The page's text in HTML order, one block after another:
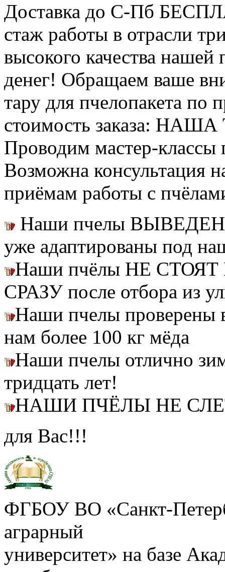
Доставка до С-Пб
стаж работы в отрасли
высокого качества
денег! Обращаем ваше
тару для пчелопакета по
стоимость заказа:
Проводим мастер-классы
Возможна консультация
приёмам работы с
Наши пчелы
уже адаптированы под
Наши пчёлы НЕ СТОЯТ
СРАЗУ после отбора из
Наши пчелы
нам более 100 кг мёда
Наши пчелы отлично
тридцать лет!
НАШИ ПЧЁЛЫ НЕ
для Вас!!!
ФГБОУ ВО «Санкт-
аграрный
университет» на базе